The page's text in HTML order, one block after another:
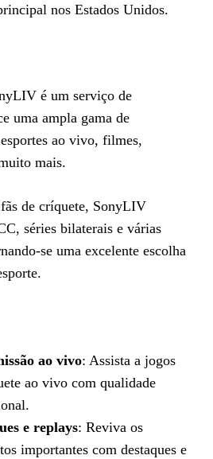
nos Estados Unidos.
é um serviço de
uma ampla gama de
ao vivo, filmes,
mais.
de críquete, SonyLIV
séries bilaterais e várias
se uma excelente escolha
ao vivo: Assista a jogos
ao vivo com qualidade
e replays: Reviva os
importantes com destaques e